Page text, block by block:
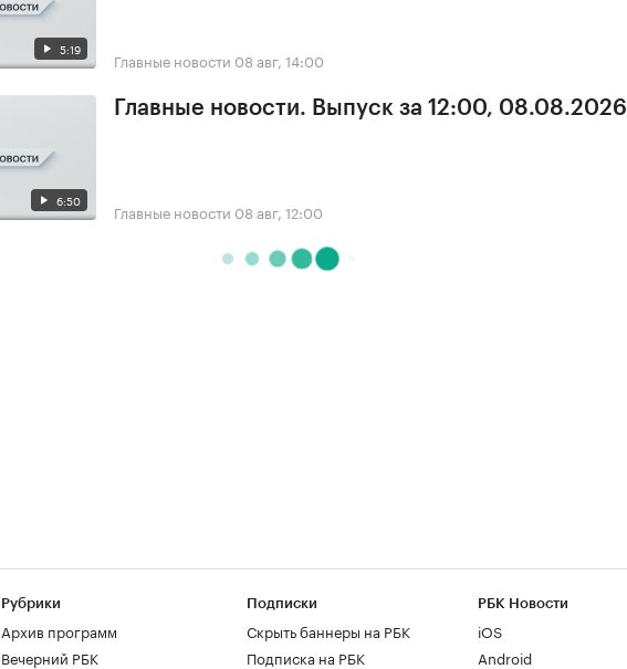
5:19 Главные новости 08 авг, 14:00
6:50
Главные новости. Выпуск за 12:00, 08.08.2026
Главные новости 08 авг, 12:00
Рубрики
Архив программ
Вечерний РБК
Подписки
Скрыть баннеры на РБК
Подписка на РБК
РБК Новости
iOS
Android